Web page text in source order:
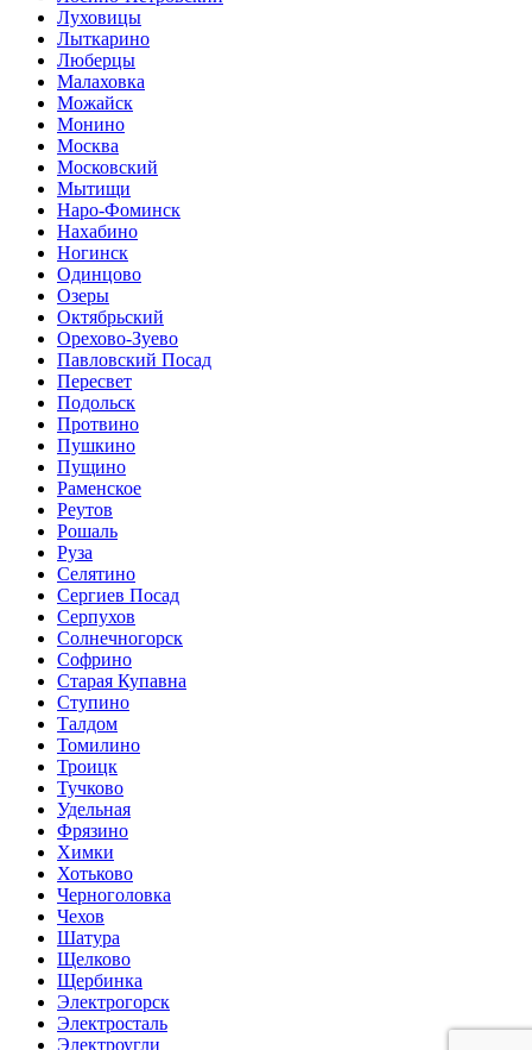
Луховицы
Лыткарино
Люберцы
Малаховка
Можайск
Монино
Москва
Московский
Мытищи
Наро-Фоминск
Нахабино
Ногинск
Одинцово
Озеры
Октябрьский
Орехово-Зуево
Павловский Посад
Пересвет
Подольск
Протвино
Пушкино
Пущино
Раменское
Реутов
Рошаль
Руза
Селятино
Сергиев Посад
Серпухов
Солнечногорск
Софрино
Старая Купавна
Ступино
Талдом
Томилино
Троицк
Тучково
Удельная
Фрязино
Химки
Хотьково
Черноголовка
Чехов
Шатура
Щелково
Щербинка
Электрогорск
Электросталь
Электроугли